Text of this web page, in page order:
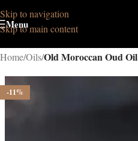
Skip to navigation
Skip to main content
Menu
Home/Oils/Old Moroccan Oud Oil
-11%